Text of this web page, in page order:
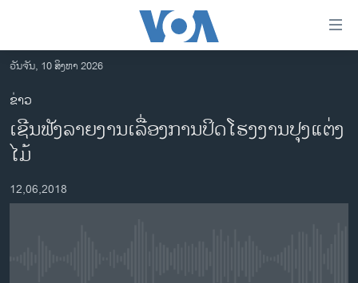
ເຂົ້າ
ຫາ
ຂ້າມ
ຂ້າມ
ຂ້າມ
ຫາ
ຊອກ
ອາເມຣິກາ
ຂ່າວ​ຈີນ
ວັນຈັນ, 10 ສິງຫາ 2026
ຂ່າວ
ເຊີນຟັງລາຍງານເລື່ອງການປິດໂຮງງານປຸງແຕ່ງ
ໄມ້
12,06,2018